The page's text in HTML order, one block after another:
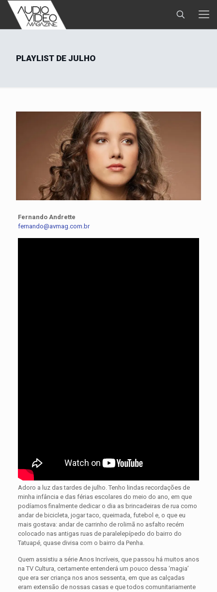
PLAYLIST DE JULHO
Fernando Andrette
fernando@avmag.com.br
Adoro a luz das tardes de julho. Tenho lindas recordações de
minha infância e das férias escolares do meio do ano, em que
podíamos finalmente dedicar o dia as brincadeiras de rua como
andar de bicicleta, jogar taco, queimada, futebol e, o que eu
mais gostava: andar de carrinho de rolimã no asfalto recém
colocado nas antigas ruas de paralelepípedo do bairro do
Tatuapé, quase divisa com o bairro da Penha.
Quem assistiu a série Anos Incríveis, que passou há muitos anos
na TV Cultura, certamente entenderá um pouco dessa ‘magia’
que era ser criança nos anos sessenta, em que as calçadas
eram extensão de nossas casas e que todos comunitariamente